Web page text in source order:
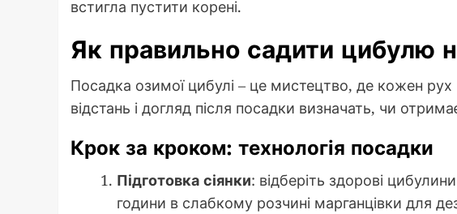
встигла пустити корені.
Як правильно садити цибулю
Посадка озимої цибулі – це мистецтво, де кожен
відстань і догляд після посадки визначать, чи
Крок за кроком: технологія посадки
Підготовка сіянки: відберіть здорові
години в слабкому розчині марганцівки для